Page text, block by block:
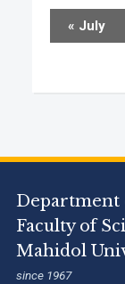
« July
Department
Faculty of
Mahidol
since 1967